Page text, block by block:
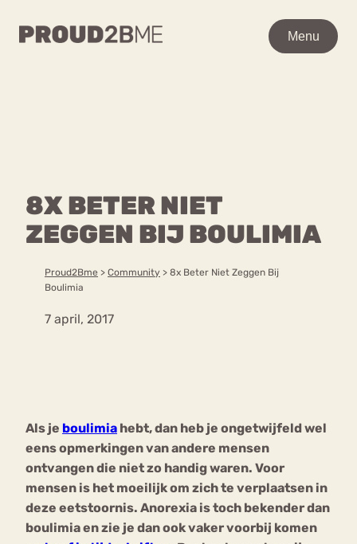
Menu
8X BETER NIET
ZEGGEN BIJ BOULIMIA
Proud2Bme > Community > 8x Beter Niet Zeggen Bij
Boulimia
7 april, 2017
Als je boulimia hebt, dan heb je ongetwijfeld wel
eens opmerkingen van andere mensen
ontvangen die niet zo handig waren. Voor
mensen is het moeilijk om zich te verplaatsen in
deze eetstoornis. Anorexia is toch bekender dan
boulimia en zie je dan ook vaker voorbij komen
Menu
Content
Over ons
Forum
WAAR BEN JE NAAR OP
Over proud2bme
Contact
Vacatures
Privacyverklaring
mia
Nerv
osa
Eetstoornis Anorexia Nervosa
Eetbuien Piekeren Sport
Trauma
Orthorexia
Afvallen Angst